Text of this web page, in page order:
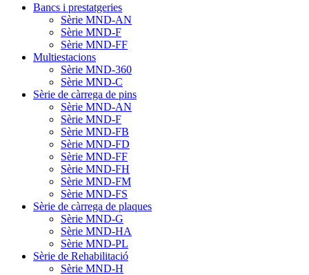
Bancs i prestatgeries
Sèrie MND-AN
Sèrie MND-F
Sèrie MND-FF
Multiestacions
Sèrie MND-360
Sèrie MND-C
Sèrie de càrrega de pins
Sèrie MND-AN
Sèrie MND-F
Sèrie MND-FB
Sèrie MND-FD
Sèrie MND-FF
Sèrie MND-FH
Sèrie MND-FM
Sèrie MND-FS
Sèrie de càrrega de plaques
Sèrie MND-G
Sèrie MND-HA
Sèrie MND-PL
Sèrie de Rehabilitació
Sèrie MND-H